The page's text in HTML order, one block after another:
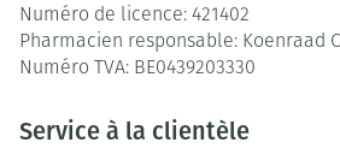
Numéro de licence: 421402
Pharmacien responsable: Koenraad
Numéro TVA: BE0439203330
Service à la clientèle